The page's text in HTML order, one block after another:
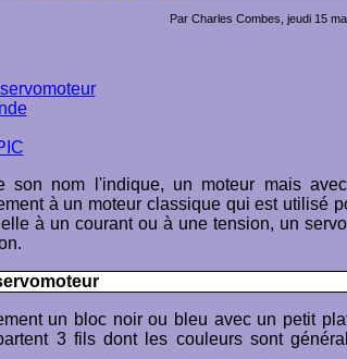
Par Charles Combes, jeudi 15
son nom l'indique, un moteur mais
à un moteur classique qui est utilisé
à un courant ou à une tension, un
un bloc noir ou bleu avec un petit
3 fils dont les couleurs sont